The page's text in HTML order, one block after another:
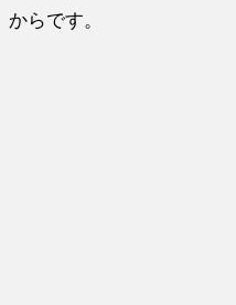
からです。